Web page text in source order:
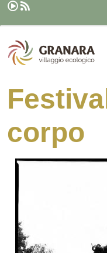
Aller au contenu
corpo